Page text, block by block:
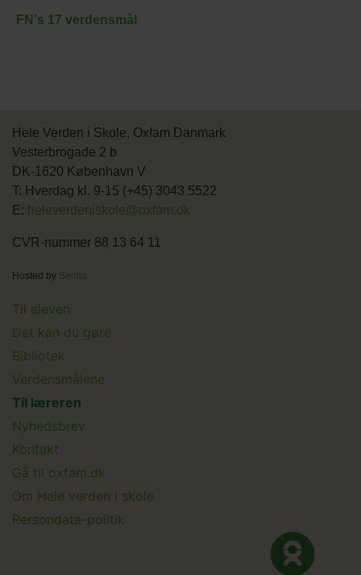
FN's 17 verdensmål
Hele Verden i Skole, Oxfam Danmark
Vesterbrogade 2 b
DK-1620 København V
T: Hverdag kl. 9-15 (+45) 3043 5522
E: heleverdeniskole@oxfam.dk
CVR-nummer 88 13 64 11
Hosted by Sentia
Main
menu
Til eleven
Det kan du gøre
Bibliotek
Verdensmålene
Til læreren
Main
Submenu
Nyhedsbrev
Kontakt
Gå til oxfam.dk
Om Hele verden i skole
Persondata-politik